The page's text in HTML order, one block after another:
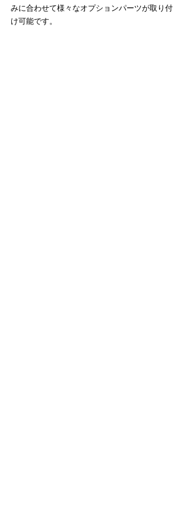
みに合わせて様々なオプションパーツが取り付
け可能です。